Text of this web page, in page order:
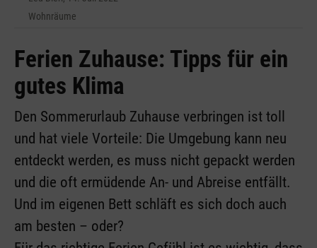
Wohnräume
Ferien Zuhause: Tipps für ein
gutes Klima
Den Sommerurlaub Zuhause verbringen ist toll
und hat viele Vorteile: Die Umgebung kann neu
entdeckt werden, es muss nicht gepackt werden
und die oft ermüdende An- und Abreise entfällt.
Und im eigenen Bett schläft es sich doch auch
am besten – oder?